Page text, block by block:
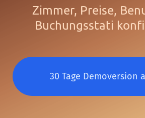
Zimmer, Preise,
Buchungsstati
30 Tage Demoversion